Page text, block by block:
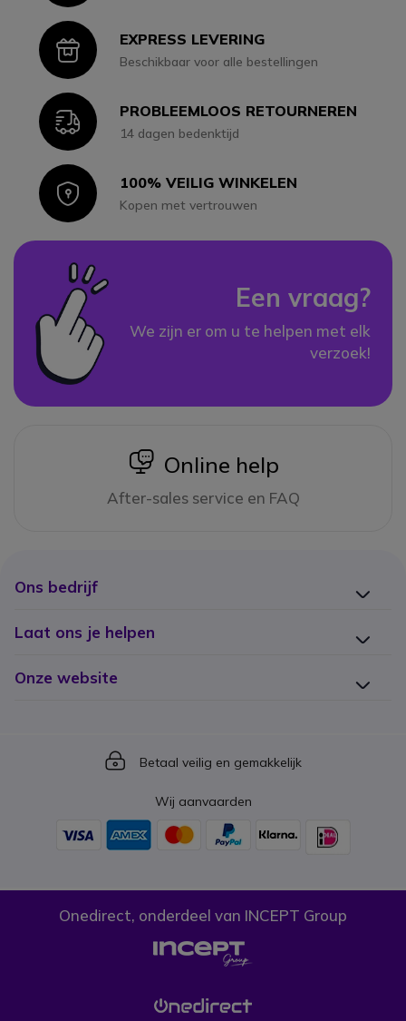
IconEXPRESS LEVERING
Beschikbaar voor alle bestellingen
IconPROBLEEMLOOS RETOURNEREN
14 dagen bedenktijd
Icon100% VEILIG WINKELEN
Kopen met vertrouwen
Een vraag?
We zijn er om u te helpen met elk
verzoek!
icon
Online help
After-sales service en FAQ
Ons bedrijf
Laat ons je helpen
Onze website
Icon
Betaal veilig en gemakkelijk
Wij aanvaarden
Onedirect, onderdeel van INCEPT Group